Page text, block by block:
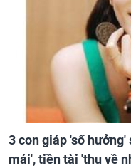
3 con giáp 'số
mái', tiền tài 'thu về